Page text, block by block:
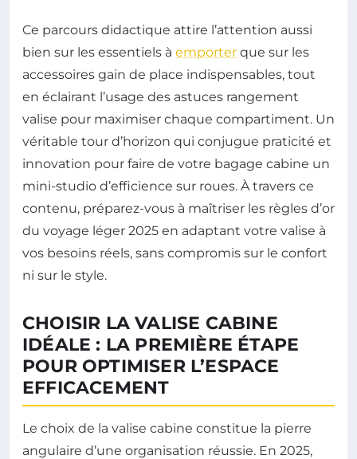
Ce parcours didactique attire l’attention aussi
bien sur les essentiels à emporter que sur les
accessoires gain de place indispensables, tout
en éclairant l’usage des astuces rangement
valise pour maximiser chaque compartiment. Un
véritable tour d’horizon qui conjugue praticité et
innovation pour faire de votre bagage cabine un
mini-studio d’efficience sur roues. À travers ce
contenu, préparez-vous à maîtriser les règles d’or
du voyage léger 2025 en adaptant votre valise à
vos besoins réels, sans compromis sur le confort
ni sur le style.
CHOISIR LA VALISE CABINE
IDÉALE : LA PREMIÈRE ÉTAPE
POUR OPTIMISER L’ESPACE
EFFICACEMENT
Le choix de la valise cabine constitue la pierre
angulaire d’une organisation réussie. En 2025,